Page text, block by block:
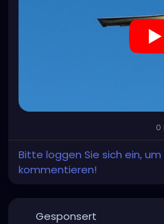
0
Bitte loggen Sie sich ein,
kommentieren!
Gesponsert